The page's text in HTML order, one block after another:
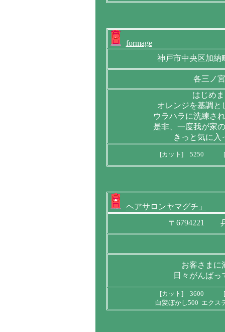
formage
神戸市中央区加納
各三ノ
はじめ
オレンジを基調と
ウラハラに洗練さ
是非、一度我が家
きっと気に入
[カット] 5250 [
ヘアサロンヤマグチ」
〒6794221 兵
お客さまに
日々がんばっ
[カット] 3600 [
白髪ぼかし500 エクス